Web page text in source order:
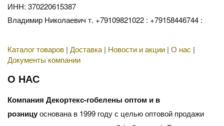
ИНН: 370220615387
Владимир Николаевич т. +79109821022 : +79158446744 :
Каталог товаров | Доставка | Новости и акции | О нас |
Документы компании
О НАС
Компания Декортекс-гобелены оптом и в
розницуоснована в 1999 году с целью оптовой продажи